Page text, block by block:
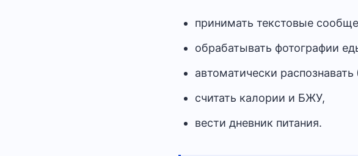
принимать текстовые
обрабатывать фотографии
автоматически
считать калории и БЖУ,
вести дневник питания.